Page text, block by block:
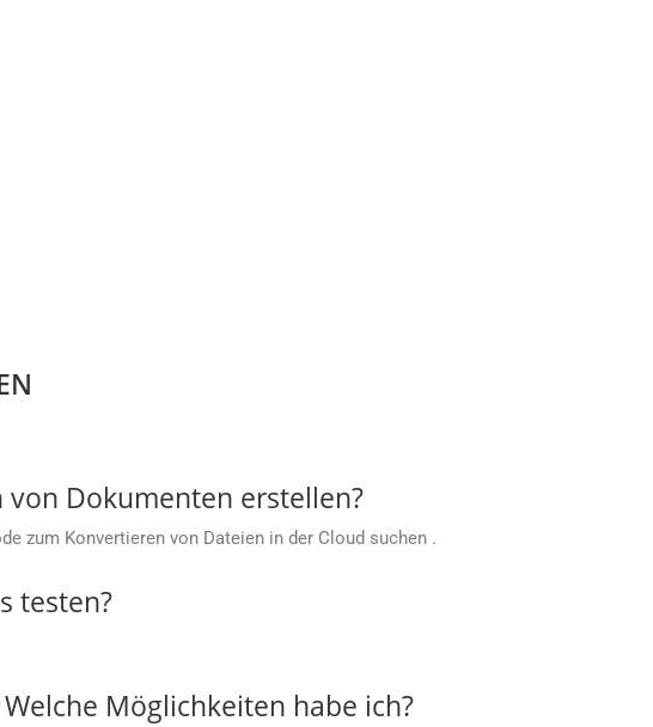
Dokumenten erstellen?
zum Konvertieren von Dateien in der Cloud suchen .
testen?
Möglichkeiten habe ich?